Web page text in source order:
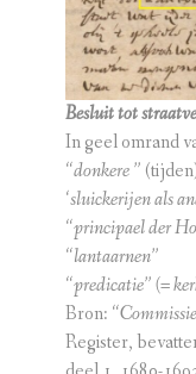
Besluit tot
In geel omrand
“donkere ”
‘sluickerijen als
“principael der
“lantaarnen”
“predicatie” (=
Bron:
Register,